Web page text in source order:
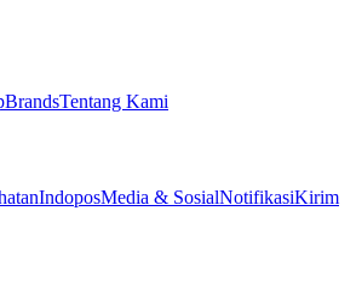
BrandsTentang Kami
IndoposMedia & SosialNotifikasiKirim